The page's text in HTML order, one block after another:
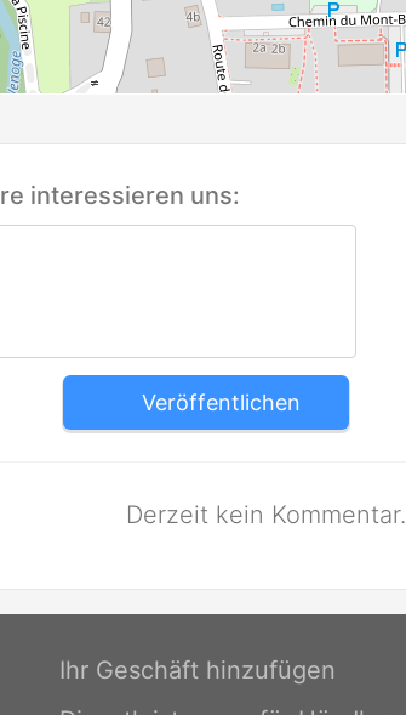
interessieren uns:
Veröffentlichen
Derzeit kein Kommentar.
Ihr Geschäft hinzufügen